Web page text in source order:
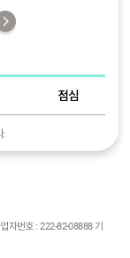
점심
.
자번호 : 222-82-08888 기